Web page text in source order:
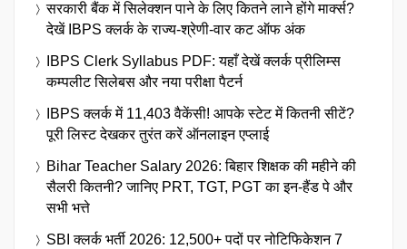
सरकारी बैंक में सिलेक्शन पाने के लिए कितने लाने होंगे मार्क्स?
देखें IBPS क्लर्क के राज्य-श्रेणी-वार कट ऑफ अंक
IBPS Clerk Syllabus PDF: यहाँ देखें क्लर्क प्रीलिम्स
कम्पलीट सिलेबस और नया परीक्षा पैटर्न
IBPS क्लर्क में 11,403 वैकेंसी! आपके स्टेट में कितनी सीटें?
पूरी लिस्ट देखकर तुरंत करें ऑनलाइन एप्लाई
Bihar Teacher Salary 2026: बिहार शिक्षक की महीने की
सैलरी कितनी? जानिए PRT, TGT, PGT का इन-हैंड पे और
सभी भत्ते
SBI क्लर्क भर्ती 2026: 12,500+ पदों पर नोटिफिकेशन 7